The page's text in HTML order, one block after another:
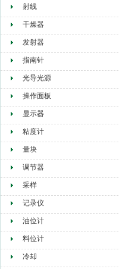
射线
干燥器
发射器
指南针
光导光源
操作面板
显示器
粘度计
量块
调节器
采样
记录仪
油位计
料位计
冷却